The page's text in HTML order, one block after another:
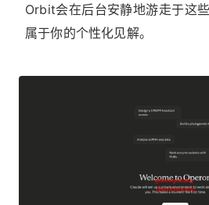
Orbit会在后台安静地游走于这
属于你的个性化见解。